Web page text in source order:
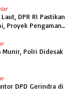
DPR RI Pastikan
Proyek Pengaman
Munir, Polri Didesak
DPD Gerindra di